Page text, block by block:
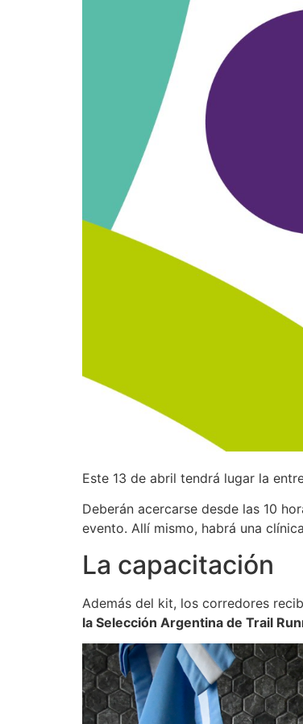
Este 13 de abril tendrá lugar la
Deberán acercarse desde las 10
evento. Allí mismo, habrá una
La capacitación
Además del kit, los corredores
la Selección Argentina de Trail